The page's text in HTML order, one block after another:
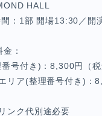
HALL
間：1部 開場13:30／
：
号付き)：8,300円（税
リア(整理番号付き)：
ンク代別途必要